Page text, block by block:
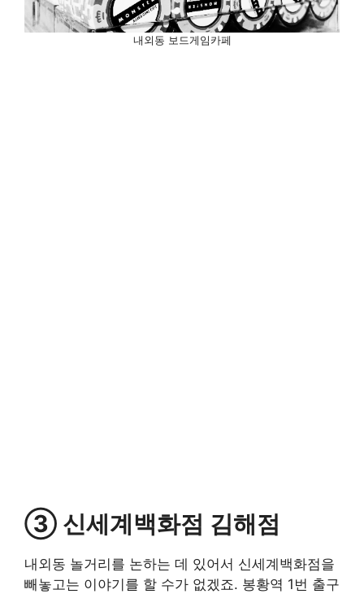
내외동 보드게임카페
③ 신세계백화점 김해점
내외동 놀거리를 논하는 데 있어서 신세계백화점을
빼놓고는 이야기를 할 수가 없겠죠. 봉황역 1번 출구